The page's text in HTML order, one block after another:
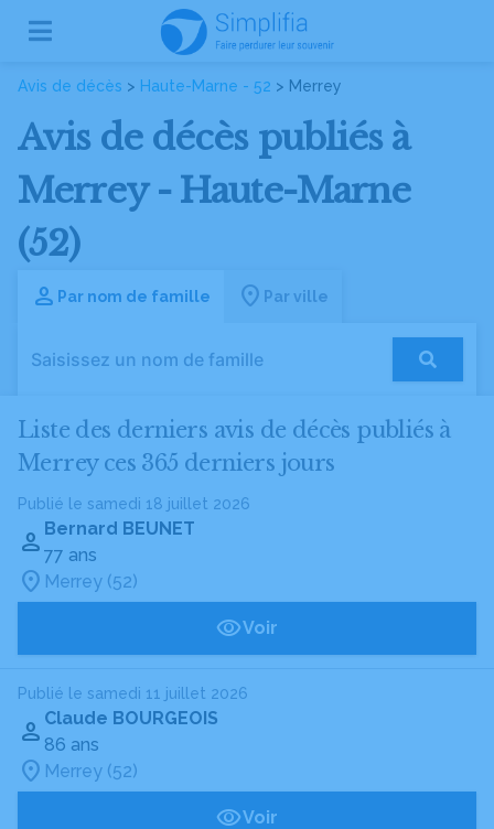
Avis de décès > Haute-Marne - 52 > Merrey
Avis de décès publiés à
Merrey - Haute-Marne
(52)
Par nom de famille Par ville
Liste des derniers avis de décès publiés à
Merrey ces 365 derniers jours
Publié le samedi 18 juillet 2026
Bernard BEUNET
77 ans
Merrey (52)
Voir
Publié le samedi 11 juillet 2026
Claude BOURGEOIS
86 ans
Merrey (52)
Voir